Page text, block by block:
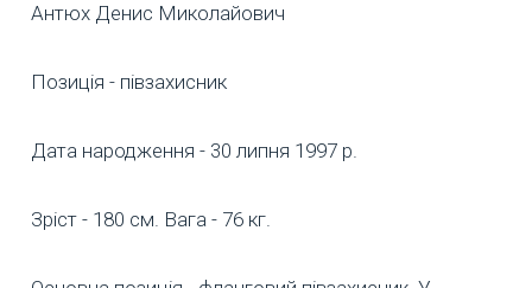
Антюх Денис Миколайович
Позиція - півзахисник
Дата народження - 30 липня 1997 р.
Зріст - 180 см. Вага - 76 кг.